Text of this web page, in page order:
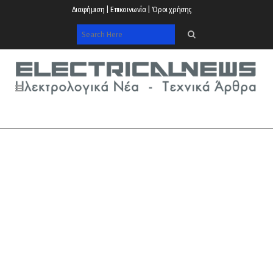
Διαφήμιση | Επικοινωνία | Όροι χρήσης